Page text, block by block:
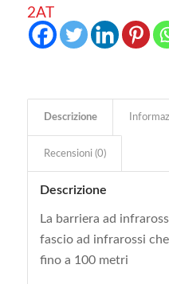
2AT
Descrizione
Recensioni (0)
Descrizione
La barriera ad
fascio ad infrarossi
fino a 100 metri